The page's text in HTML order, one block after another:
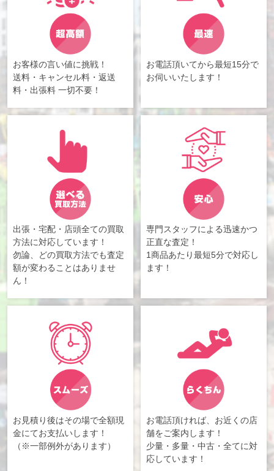
お客様の言い値に挑戦！
送料・キャンセル料・返送
料・出張料 一切不要！
お電話頂いてから最短15分で
お伺いいたします！
出張・宅配・店頭全ての買取
方法に対応しています！
勿論、どの買取方法でも査定
額が変わることはありませ
ん！
専門スタッフによる迅速かつ
正直な査定！
1商品あたり最短5分で対応し
ます！
お見積り後はその場で全額現
金にてお支払いします！
（※一部例外があります）
お電話頂ければ、お近くの店
舗をご案内します！
少量・多量・中古・全てに対
応しています！